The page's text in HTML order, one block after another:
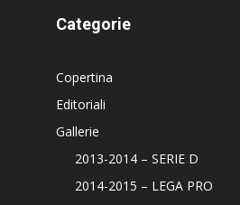
Categorie
Copertina
Editoriali
Gallerie
2013-2014 – SERIE D
2014-2015 – LEGA PRO